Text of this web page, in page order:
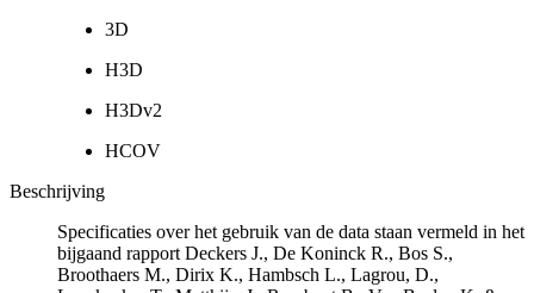
3D
H3D
H3Dv2
HCOV
Beschrijving
Specificaties over het gebruik van de data staan vermeld in het
bijgaand rapport Deckers J., De Koninck R., Bos S.,
Broothaers M., Dirix K., Hambsch L., Lagrou, D.,